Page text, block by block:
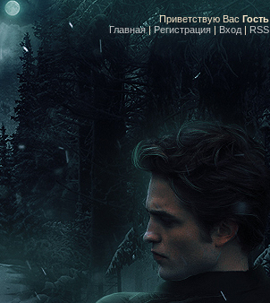
Приветствую Вас Гость
Главная|Регистрация | Вход | RSS